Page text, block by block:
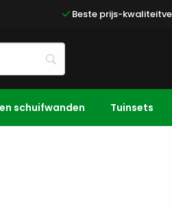
Beste prijs-
schuifwanden Tuinsets